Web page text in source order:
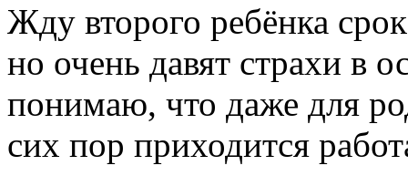
Жду второго ребёнка
но очень давят страхи в
понимаю, что даже для
сих пор приходится